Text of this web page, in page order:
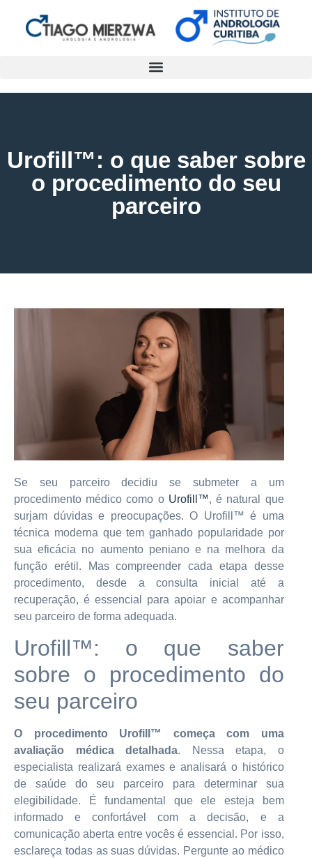
Urofill™: o que saber sobre
o procedimento do seu
parceiro
Se seu parceiro decidiu se submeter a um
procedimento médico como o Urofill™, é natural que
surjam dúvidas e preocupações. O Urofill™ é uma
técnica moderna que tem ganhado popularidade por
sua eficácia no aumento peniano e na melhora da
função erétil. Mas compreender cada etapa desse
procedimento, desde a consulta inicial até a
recuperação, é essencial para apoiar e acompanhar
seu parceiro de forma adequada.
Urofill™: o que saber
sobre o procedimento do
seu parceiro
O procedimento Urofill™ começa com uma
avaliação médica detalhada. Nessa etapa, o
especialista realizará exames e analisará o histórico
de saúde do seu parceiro para determinar sua
elegibilidade. É fundamental que ele esteja bem
informado e confortável com a decisão, e a
comunicação aberta entre vocês é essencial. Por isso,
esclareça todas as suas dúvidas. Pergunte ao médico